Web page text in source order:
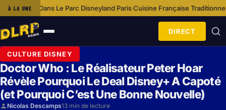
À LA UNE
Parc Disneyland Paris·Cuisine Française Traditionnelle À Disneyland
Ouvrir
le
menu
DIRECT
CULTURE DISNEY
Doctor Who : Le Réalisateur Peter Hoar
Révèle Pourquoi Le Deal Disney+ A Capoté
(et Pourquoi C’est Une Bonne Nouvelle)
Nicolas Descamps13 min de lecture